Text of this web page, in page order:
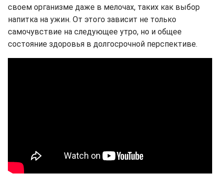
своем организме даже в мелочах, таких как выбор
напитка на ужин. От этого зависит не только
самочувствие на следующее утро, но и общее
состояние здоровья в долгосрочной перспективе.